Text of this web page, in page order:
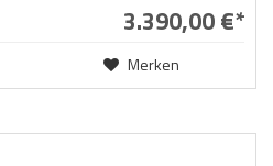
3.390,00 €*
Merken